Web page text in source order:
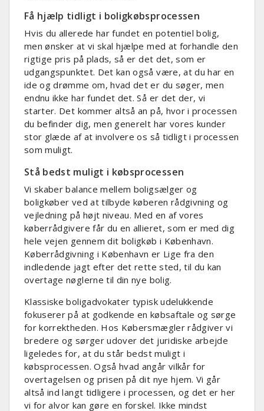
Få hjælp tidligt i boligkøbsprocessen
Hvis du allerede har fundet en potentiel bolig,
men ønsker at vi skal hjælpe med at forhandle den
rigtige pris på plads, så er det det, som er
udgangspunktet. Det kan også være, at du har en
ide og drømme om, hvad det er du søger, men
endnu ikke har fundet det. Så er det der, vi
starter. Det kommer altså an på, hvor i processen
du befinder dig, men generelt har vores kunder
stor glæde af at involvere os så tidligt i processen
som muligt.
Stå bedst muligt i købsprocessen
Vi skaber balance mellem boligsælger og
boligkøber ved at tilbyde køberen rådgivning og
vejledning på højt niveau. Med en af vores
køberrådgivere får du en allieret, som er med dig
hele vejen gennem dit boligkøb i København.
Køberrådgivning i København er Lige fra den
indledende jagt efter det rette sted, til du kan
overtage nøglerne til din nye bolig.
Klassiske boligadvokater typisk udelukkende
fokuserer på at godkende en købsaftale og sørge
for korrektheden. Hos Købersmægler rådgiver vi
bredere og sørger udover det juridiske arbejde
ligeledes for, at du står bedst muligt i
købsprocessen. Også hvad angår vilkår for
overtagelsen og prisen på dit nye hjem. Vi går
altså ind langt tidligere i processen, og det er her
vi for alvor kan gøre en forskel. Ikke mindst